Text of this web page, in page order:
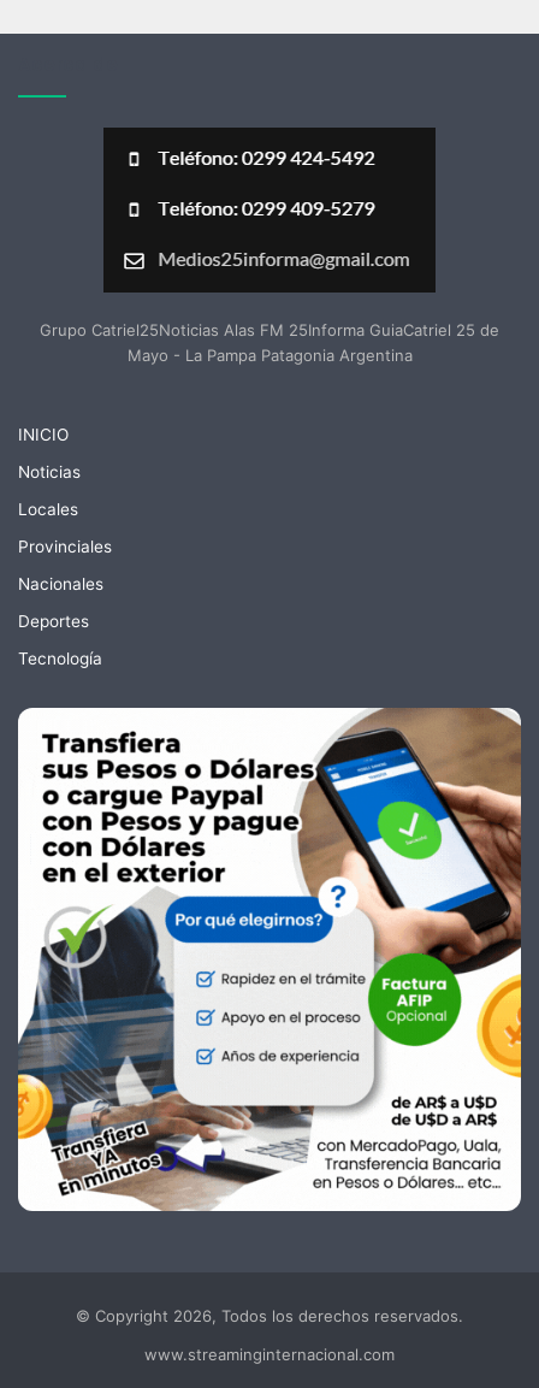
Grupo Catriel25Noticias Alas FM 25Informa GuiaCatriel 25 de
Mayo - La Pampa Patagonia Argentina
INICIO
Noticias
Locales
Provinciales
Nacionales
Deportes
Tecnología
© Copyright 2026, Todos los derechos reservados.
www.streaminginternacional.com